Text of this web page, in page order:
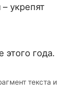
укрепят
этого года.
текста и